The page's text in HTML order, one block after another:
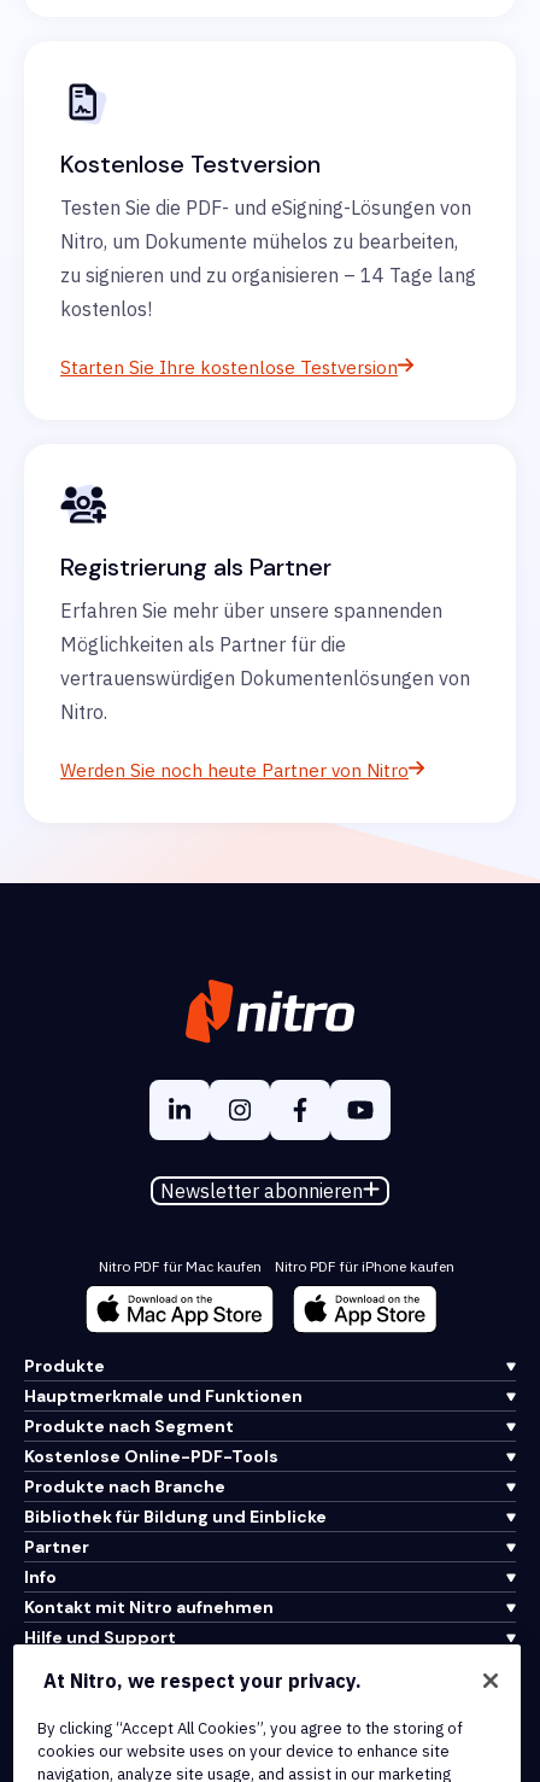
Kostenlose Testversion
Testen Sie die PDF- und eSigning-Lösungen von
Nitro, um Dokumente mühelos zu bearbeiten,
zu signieren und zu organisieren – 14 Tage lang
kostenlos!
Starten Sie Ihre kostenlose Testversion
Registrierung als Partner
Erfahren Sie mehr über unsere spannenden
Möglichkeiten als Partner für die
vertrauenswürdigen Dokumentenlösungen von
Nitro.
Werden Sie noch heute Partner von Nitro
Newsletter abonnieren
Nitro PDF für Mac kaufen Nitro PDF für iPhone kaufen
Produkte
Hauptmerkmale und Funktionen
Produkte nach Segment
Kostenlose Online-PDF-Tools
Produkte nach Branche
Bibliothek für Bildung und Einblicke
Partner
Info
Kontakt mit Nitro aufnehmen
Hilfe und Support
Nutzungsbedingungen
Cookie-Richtlinie
At Nitro, we respect your privacy.
By clicking “Accept All Cookies”, you agree to the storing of
cookies our website uses on your device to enhance site
navigation, analyze site usage, and assist in our marketing